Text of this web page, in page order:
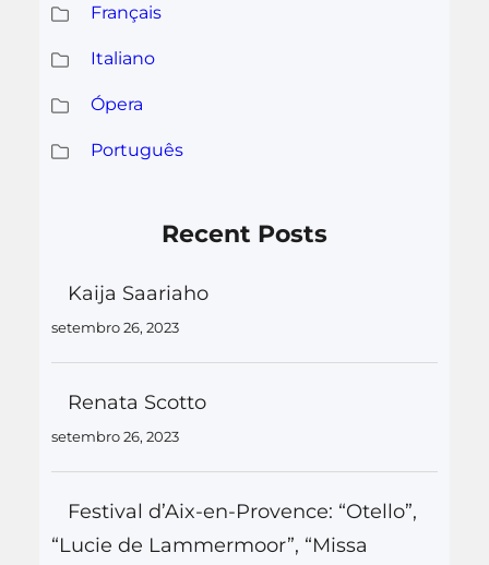
Français
Italiano
Ópera
Português
Recent Posts
Kaija Saariaho
setembro 26, 2023
Renata Scotto
setembro 26, 2023
Festival d’Aix-en-Provence: “Otello”,
“Lucie de Lammermoor”, “Missa